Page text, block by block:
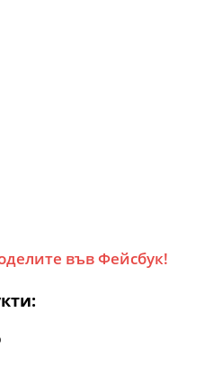
във Фейсбук!